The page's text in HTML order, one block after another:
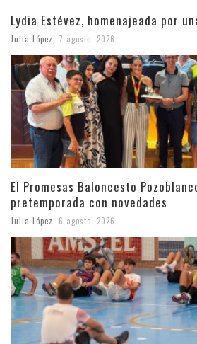
Lydia Estévez, homenajeada por
Julia López 7 agosto, 2026
El Promesas Baloncesto
pretemporada con novedades
Julia López 6 agosto, 2026